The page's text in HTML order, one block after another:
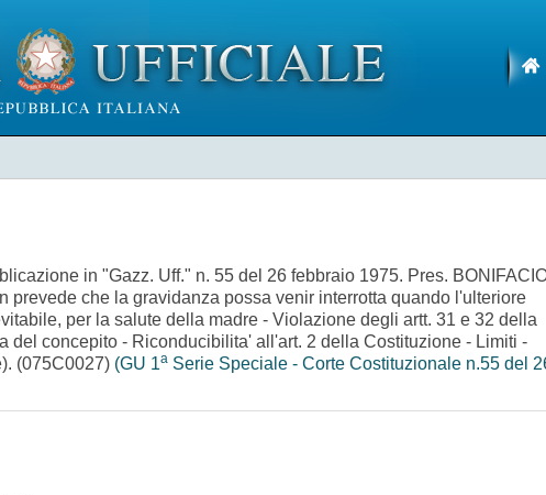
in "Gazz. Uff." n. 55 del 26 febbraio 1975. Pres.
prevede che la gravidanza possa venir interrotta quando l'ulteriore
per la salute della madre - Violazione degli artt. 31 e 32 della
concepito - Riconducibilita' all'art. 2 della Costituzione - Limiti -
(075C0027) (GU 1a Serie Speciale - Corte Costituzionale n.55 del